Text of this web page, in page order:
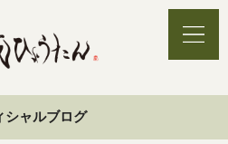
シャルブログ